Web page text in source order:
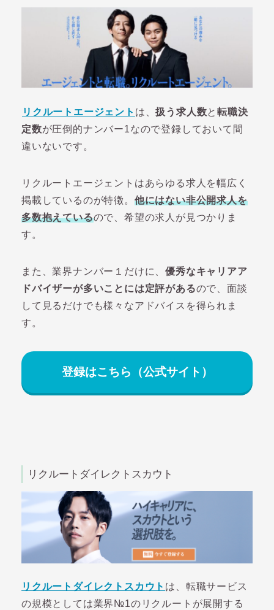
リクルートエージェント は、扱う求人数と転職決
定数が圧倒的ナンバー1なので登録しておいて間
違いないです。
リクルートエージェントはあらゆる求人を幅広く
掲載しているのが特徴。 他にはない非公開求人を
多数抱えているので、希望の求人が見つかりま
す。
また、業界ナンバー１だけに、優秀なキャリアア
ドバイザーが多いことには定評があるので、面談
して見るだけでも様々なアドバイスを得られま
す。
登録はこちら（公式サイト）
リクルートダイレクトスカウト
リクルートダイレクトスカウト は、転職サービス
の規模としては業界№1のリクルートが展開する